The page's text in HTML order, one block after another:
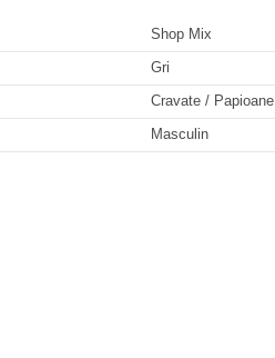
Shop Mix
Gri
Cravate / Papioane
Masculin